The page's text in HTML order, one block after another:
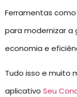
Ferramentas
para modernizar a
economia e
Tudo isso e muito
aplicativo Seu